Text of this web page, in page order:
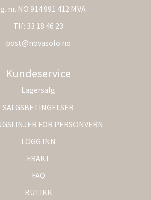
nr. NO 914 991 412 MVA
Tlf: 33 18 46 23
post@novasolo.no
Kundeservice
Lagersalg
SALGSBETINGELSER
FOR PERSONVERN
LOGG INN
FRAKT
FAQ
BUTIKK